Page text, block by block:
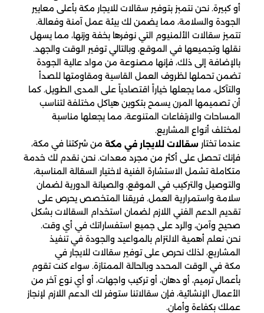
أو كبيرة. نحن نتمبز بتوفير سقالات للايجار مكة بأعلى معايير
الجودة والسلامة، مما يضمن لك بيئة عمل آمنة وفعالة.
تتميز سقالات الألمنيوم التي نوفرها بخفة وزنها، مما يسهل
نقلها وتجميعها في الموقع، وبالتالي توفير الوقت والجهد.
بالإضافة إلى ذلك، فإنها مصنوعة من مواد عالية الجودة
تضمن تحملها لظروف العمل القاسية ومقاومتها للصدأ
والتآكل، مما يجعلها خياراً اقتصادياً على المدى الطويل. كما
أن تصميمها المرن يسمح بتكوين هياكل مختلفة لتناسب
المساحات والارتفاعات المتنوعة، مما يجعلها مناسبة
لمختلف أنواع المشاريع.
عندما تختار سقالات للايجار في مكة من شركتنا في مكة،
فإنك تحصل على أكثر من مجرد معدات. نحن نقدم لك خدمة
متكاملة تشمل الاستشارة الفنية لاختيار السقالة المناسبة،
والتوصيل والتركيب في الموقع، والصيانة الدورية لضمان
سلامة واستمرارية العمل. فريقنا المتخصص يحرص على
تقديم الدعم الفني اللازم لضمان استخدام السقالات بشكل
صحيح وآمن، والرد على جميع استفساراتك في أي وقت.
نحن نعلم أهمية الالتزام بالمواعيد والجودة في تنفيذ
المشاريع، لذلك نحرص على توفير سقالات للايجار في
مكة في الوقت المحدد وبالحالة الممتازة. سواء كنت تقوم
بأعمال ترميم، أو دهان، أو تركيب واجهات، أو أي نوع آخر من
الأعمال الإنشائية، فإن سقالاتنا ستوفر لك الدعم اللازم لإنجاز
عملك بكفاءة وأمان.